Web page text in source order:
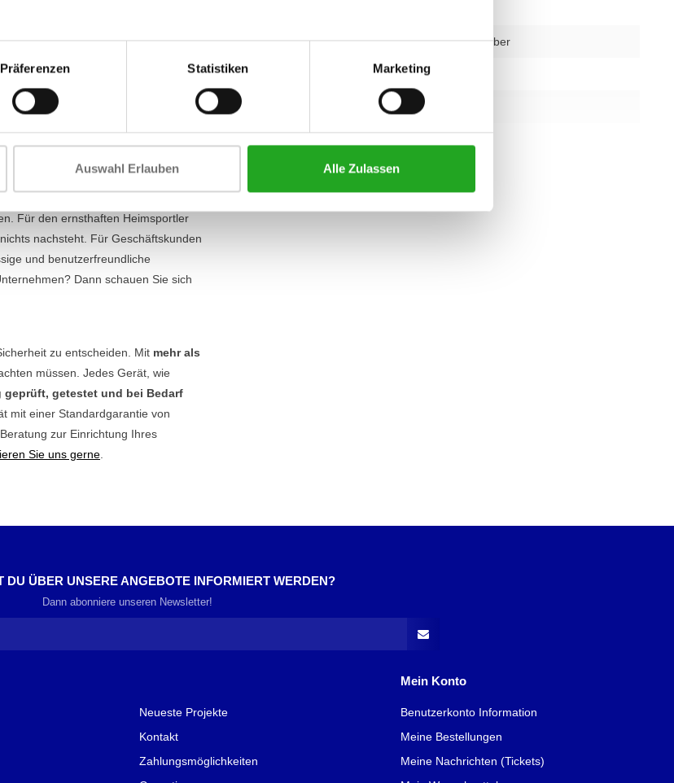
Präferenzen Statistiken Marketing
Auswahl Erlauben Alle Zulassen
entwickelt. Dank des
richtige Haltung, was das
für Anfänger als auch für erfahrene
Herausforderung für jeden,
Das macht das Element+
Für den ernsthaften Heimsportler
nachsteht. Für Geschäftskunden
und benutzerfreundliche
Dann schauen Sie sich
zu entscheiden. Mit mehr als
müssen. Jedes Gerät, wie
geprüft, getestet und bei Bedarf
mit einer Standardgarantie von
zur Einrichtung Ihres
Sie uns gerne
Farbe schwarz oder silber
Umfang 1490 mm
Breite 820 mm
alle eigenschaften
DU ÜBER UNSERE ANGEBOTE INFORMIERT WERDEN?
Dann abonniere unseren Newsletter!
Neueste Projekte
Kontakt
Zahlungsmöglichkeiten
Mein Konto
Benutzerkonto Information
Meine Bestellungen
Meine Nachrichten (Tickets)